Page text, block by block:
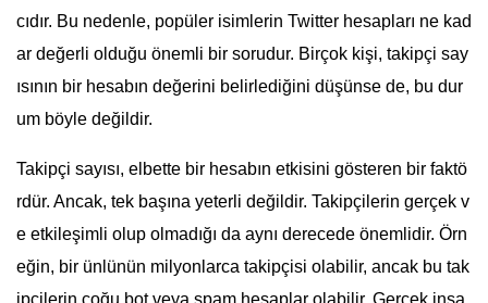
cıdır. Bu nedenle, popüler isimlerin Twitter hesapları ne kad
ar değerli olduğu önemli bir sorudur. Birçok kişi, takipçi say
ısının bir hesabın değerini belirlediğini düşünse de, bu dur
um böyle değildir.
Takipçi sayısı, elbette bir hesabın etkisini gösteren bir faktö
rdür. Ancak, tek başına yeterli değildir. Takipçilerin gerçek v
e etkileşimli olup olmadığı da aynı derecede önemlidir. Örn
eğin, bir ünlünün milyonlarca takipçisi olabilir, ancak bu tak